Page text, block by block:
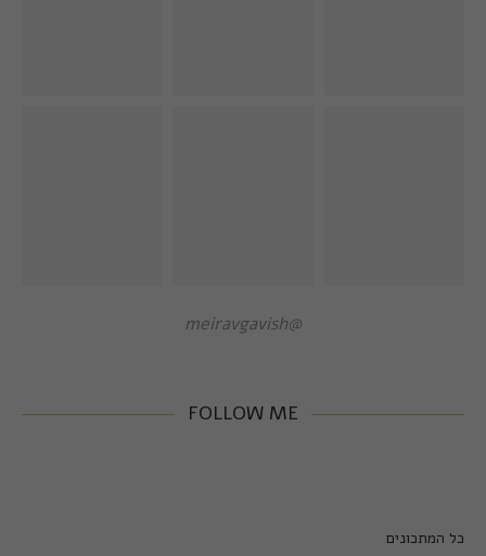
@meiravgavish
FOLLOW ME
כל המתכונים